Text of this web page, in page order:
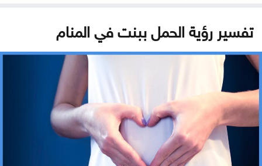
تفسير رؤية الحمل ببنت في المنام